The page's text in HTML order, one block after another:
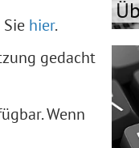
hier.
gedacht
Wenn